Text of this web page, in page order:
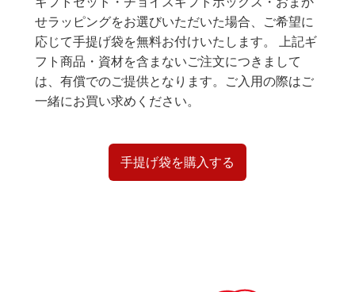
せラッピングをお選びいただいた場合、ご希望に
応じて手提げ袋を無料お付けいたします。 上記ギ
フト商品・資材を含まないご注文につきまして
は、有償でのご提供となります。ご入用の際はご
一緒にお買い求めください。
手提げ袋を購入する